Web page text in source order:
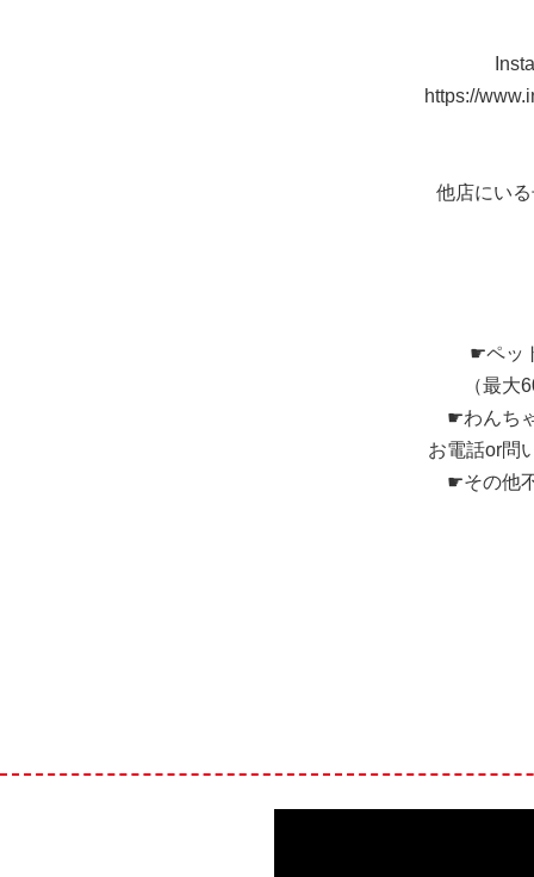
https://
他店にい
☛ペッ
（最
☛わんち
お電話or問
☛その他